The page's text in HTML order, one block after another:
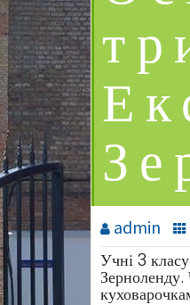
admin
Учні 3
Зерноленду.